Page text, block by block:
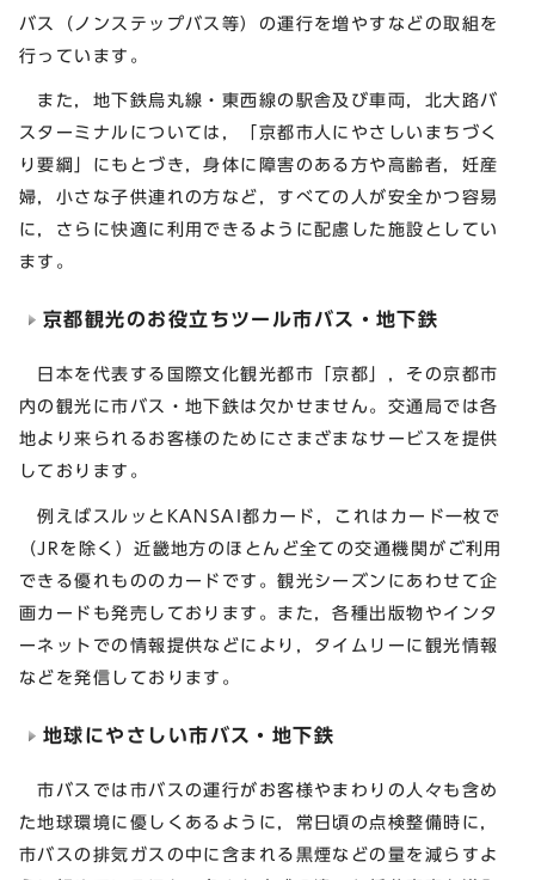
バス（ノンステップバス等）の運行を増やすなどの取組を
行っています。
また，地下鉄烏丸線・東西線の駅舎及び車両，北大路バ
スターミナルについては，「京都市人にやさしいまちづく
り要綱」にもとづき，身体に障害のある方や高齢者，妊産
婦，小さな子供連れの方など，すべての人が安全かつ容易
に，さらに快適に利用できるように配慮した施設としてい
ます。
京都観光のお役立ちツール市バス・地下鉄
日本を代表する国際文化観光都市「京都」，その京都市
内の観光に市バス・地下鉄は欠かせません。交通局では各
地より来られるお客様のためにさまざまなサービスを提供
しております。
例えばスルッとKANSAI都カード，これはカード一枚で
（JRを除く）近畿地方のほとんど全ての交通機関がご利用
できる優れもののカードです。観光シーズンにあわせて企
画カードも発売しております。また，各種出版物やインタ
ーネットでの情報提供などにより，タイムリーに観光情報
などを発信しております。
地球にやさしい市バス・地下鉄
市バスでは市バスの運行がお客様やまわりの人々も含め
た地球環境に優しくあるように，常日頃の点検整備時に，
市バスの排気ガスの中に含まれる黒煙などの量を減らすよ